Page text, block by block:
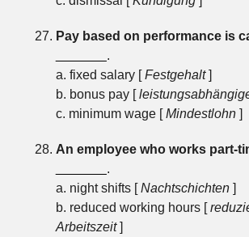
Pay based on performance is
.
a. fixed salary [Festgehalt]
b. bonus pay [
c. minimum wage [Mindestlohn]
An employee who works part-
.
a. night shifts [Nachtschichten]
b. reduced working hours [
Arbeitszeit]